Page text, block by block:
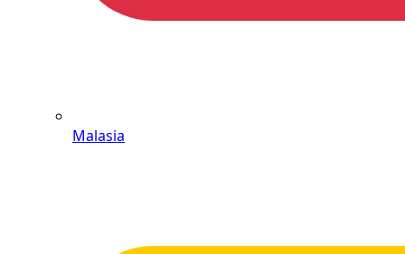
Malasia